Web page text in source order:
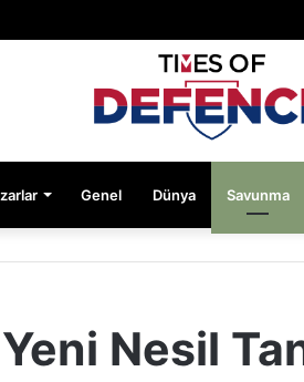
Genel Dünya Savunma
Nesil